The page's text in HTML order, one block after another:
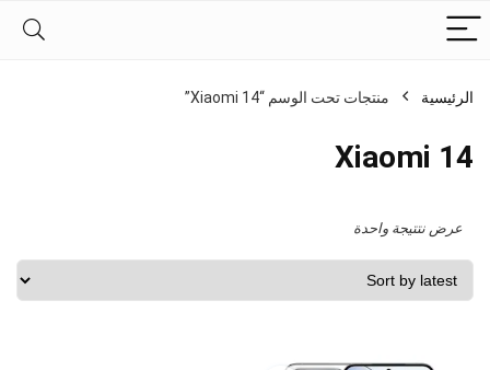
الرئيسية منتجات تحت الوسم “Xiaomi 14”
Xiaomi 14
عرض نتتيجة واحدة